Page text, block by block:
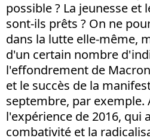
possible ? La jeunesse et
sont-ils prêts ? On ne
dans la lutte elle-même,
d'un certain nombre
l'effondrement de
et le succès de la
septembre, par exemple.
l'expérience de 2016, qui
combativité et la